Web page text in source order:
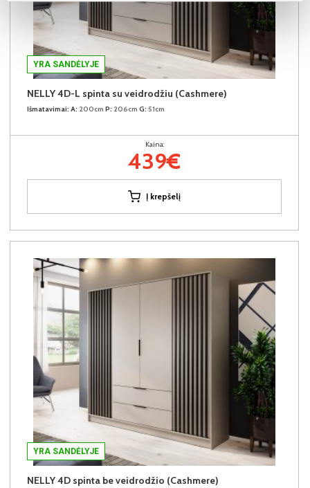
YRA SANDĖLYJE
NELLY 4D-L spinta su veidrodžiu (Cashmere)
Išmatavimai: A: 200cm P: 206cm G: 51cm
Kaina:
439€
Į krepšelį
YRA SANDĖLYJE
NELLY 4D spinta be veidrodžio (Cashmere)